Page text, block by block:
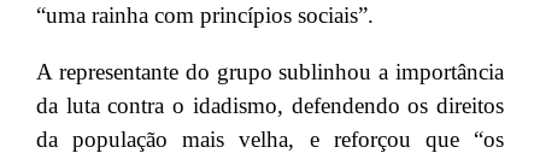
“uma rainha com princípios sociais”.
A representante do grupo sublinhou a importância
da luta contra o idadismo, defendendo os direitos
da população mais velha, e reforçou que “os